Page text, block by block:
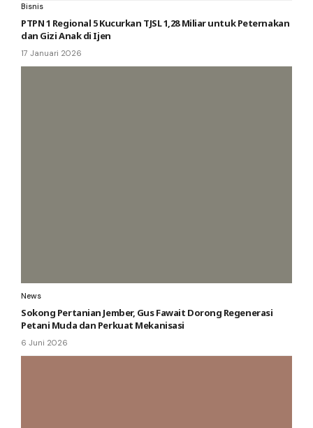
Bisnis
PTPN 1 Regional 5 Kucurkan TJSL 1,28 Miliar untuk Peternakan
dan Gizi Anak di Ijen
17 Januari 2026
News
Sokong Pertanian Jember, Gus Fawait Dorong Regenerasi
Petani Muda dan Perkuat Mekanisasi
6 Juni 2026